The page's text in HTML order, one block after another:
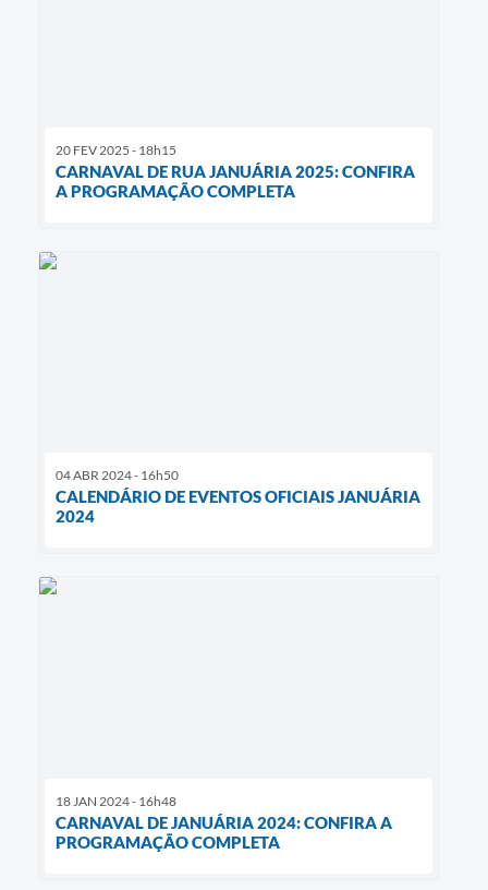
20 FEV 2025 - 18h15
CARNAVAL DE RUA JANUÁRIA 2025: CONFIRA
A PROGRAMAÇÃO COMPLETA
04 ABR 2024 - 16h50
CALENDÁRIO DE EVENTOS OFICIAIS JANUÁRIA
2024
18 JAN 2024 - 16h48
CARNAVAL DE JANUÁRIA 2024: CONFIRA A
PROGRAMAÇÃO COMPLETA